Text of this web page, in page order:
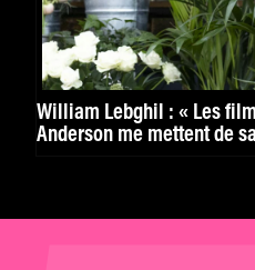
William Lebghil : « Les
Anderson me mettent de